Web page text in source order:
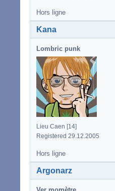
Hors ligne
Kana
Lombric punk
Lieu Caen [14]
Registered 29.12.2005
Hors ligne
Argonarz